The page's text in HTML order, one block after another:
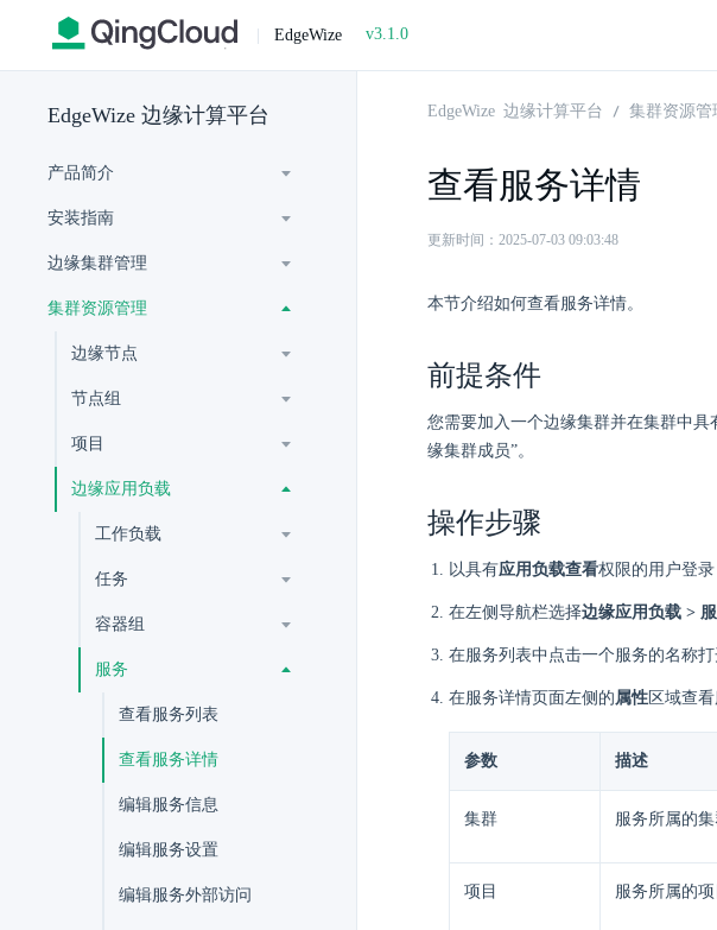
| EdgeWize v3.1.0
EdgeWize 边缘计算平台
产品简介
安装指南
边缘集群管理
集群资源管理
边缘节点
节点组
项目
边缘应用负载
工作负载
任务
容器组
服务
查看服务列表
查看服务详情
编辑服务信息
编辑服务设置
编辑服务外部访问
EdgeWize 边缘计算平台 集群资源管
查看服务详情
更新时间：2025-07-03 09:03:48
本节介绍如何查看服务详情。
前提条件
您需要加入一个边缘集群并在集群中具
缘集群成员”。
操作步骤
以具有应用负载查看权限的用户登录
在左侧导航栏选择边缘应用负载 >
在服务列表中点击一个服务的名称打
在服务详情页面左侧的属性 区域查
参数 描述
集群 服务所属的集
项目 服务所属的项